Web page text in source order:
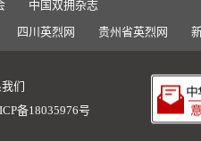
中国双拥杂志
四川英烈网 贵州省英烈网
们
备18035976号